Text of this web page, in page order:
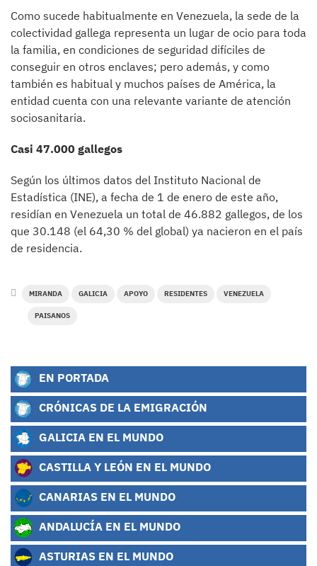
Como sucede habitualmente en Venezuela, la sede de la
colectividad gallega representa un lugar de ocio para toda
la familia, en condiciones de seguridad difíciles de
conseguir en otros enclaves; pero además, y como
también es habitual y muchos países de América, la
entidad cuenta con una relevante variante de atención
sociosanitaria.
Casi 47.000 gallegos
Según los últimos datos del Instituto Nacional de
Estadística (INE), a fecha de 1 de enero de este año,
residían en Venezuela un total de 46.882 gallegos, de los
que 30.148 (el 64,30 % del global) ya nacieron en el país
de residencia.
MIRANDA GALICIA APOYO RESIDENTES VENEZUELA
PAISANOS
EN PORTADA
CRÓNICAS DE LA EMIGRACIÓN
GALICIA EN EL MUNDO
CASTILLA Y LEÓN EN EL MUNDO
CANARIAS EN EL MUNDO
ANDALUCÍA EN EL MUNDO
ASTURIAS EN EL MUNDO